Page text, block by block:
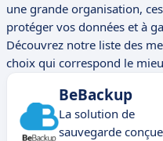
une grande organisation,
protéger vos données et à
Découvrez notre liste des
choix qui correspond le
BeBackup
La solution de
sauvegarde